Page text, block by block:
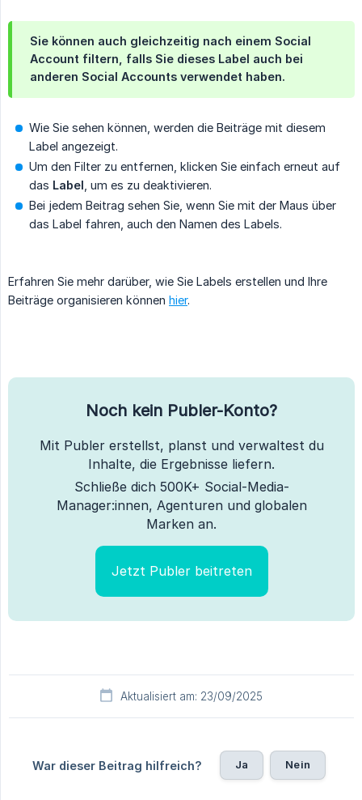
Sie können auch gleichzeitig nach einem Social
Account filtern, falls Sie dieses Label auch bei
anderen Social Accounts verwendet haben.
Wie Sie sehen können, werden die Beiträge mit diesem
Label angezeigt.
Um den Filter zu entfernen, klicken Sie einfach erneut auf
das Label , um es zu deaktivieren.
Bei jedem Beitrag sehen Sie, wenn Sie mit der Maus über
das Label fahren, auch den Namen des Labels.
Erfahren Sie mehr darüber, wie Sie Labels erstellen und Ihre
Beiträge organisieren können hier.
Noch kein Publer-Konto?
Mit Publer erstellst, planst und verwaltest du
Inhalte, die Ergebnisse liefern.
Schließe dich 500K+ Social-Media-
Manager:innen, Agenturen und globalen
Marken an.
Jetzt Publer beitreten
Aktualisiert am: 23/09/2025
War dieser Beitrag hilfreich? Ja Nein